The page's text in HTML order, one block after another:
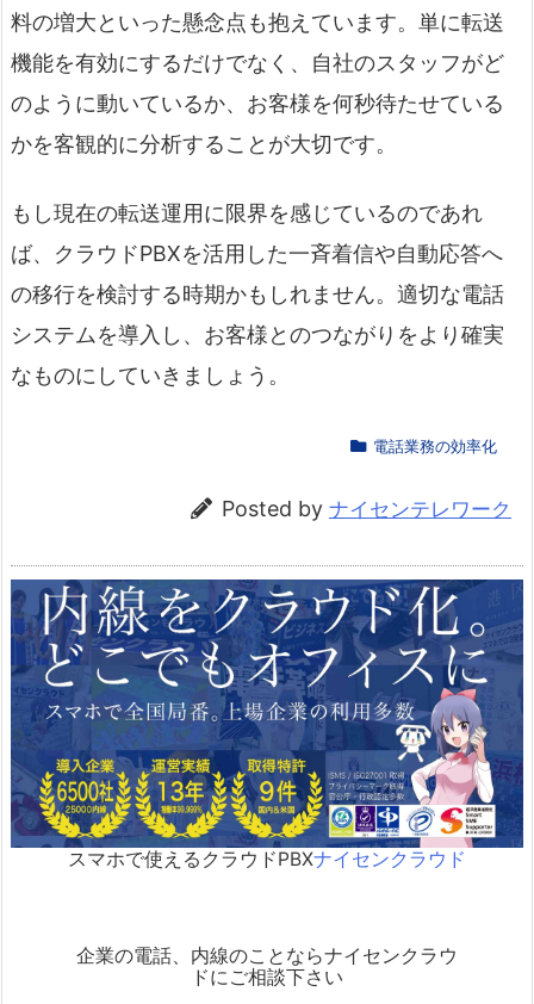
料の増大といった懸念点も抱えています。単に転送
機能を有効にするだけでなく、自社のスタッフがど
のように動いているか、お客様を何秒待たせている
かを客観的に分析することが大切です。
もし現在の転送運用に限界を感じているのであれ
ば、クラウドPBXを活用した一斉着信や自動応答へ
の移行を検討する時期かもしれません。適切な電話
システムを導入し、お客様とのつながりをより確実
なものにしていきましょう。
電話業務の効率化
Posted by ナイセンテレワーク
スマホで使えるクラウドPBXナイセンクラウド
企業の電話、内線のことならナイセンクラウ
ドにご相談下さい